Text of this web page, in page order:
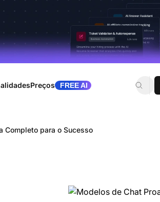
Preços FREE AI
Completo para o Sucesso